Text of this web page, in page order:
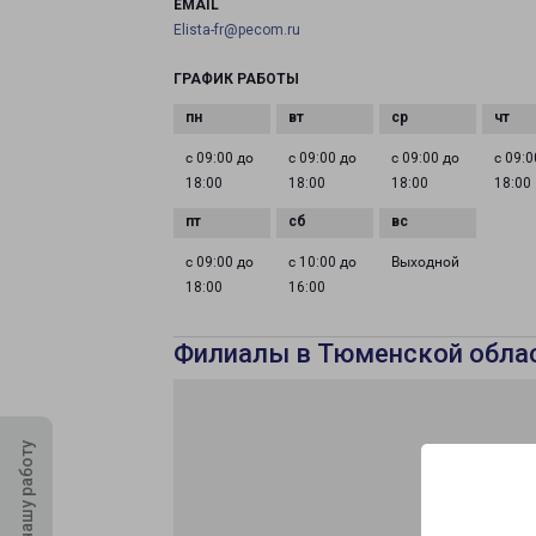
EMAIL
Elista-fr@pecom.ru
ГРАФИК РАБОТЫ
с 09:00 до
18:00
с 09:00 до
18:00
с 09:00 до
18:00
с
18:00
с 09:00 до
18:00
с 10:00 до
16:00
Выходной
Филиалы в Тюменской